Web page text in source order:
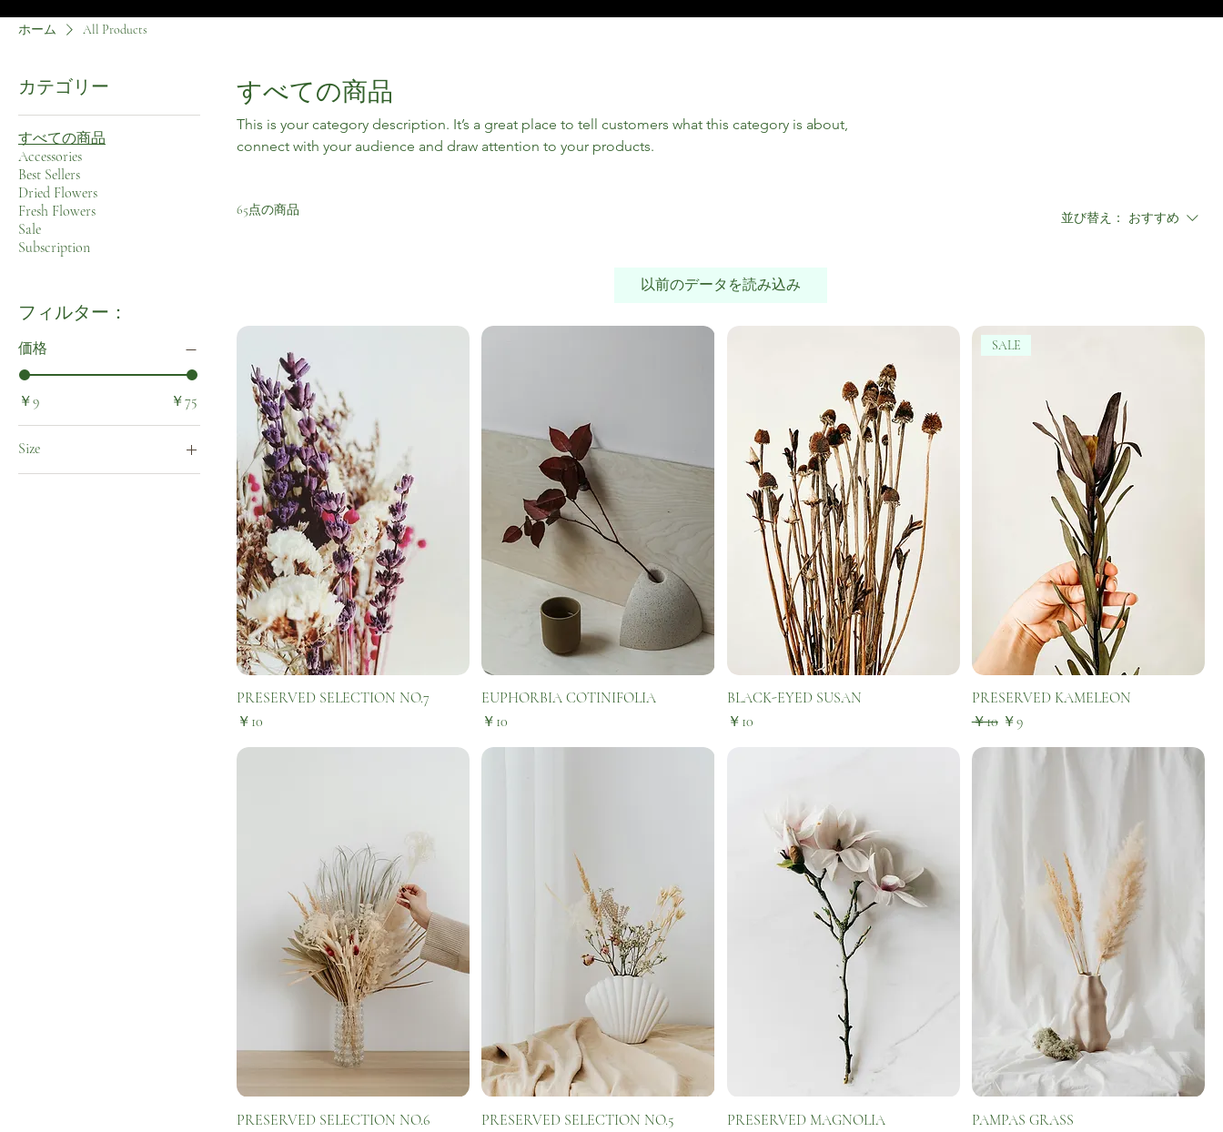
ホーム All Products
カテゴリー
すべての商品
Accessories
Best Sellers
Dried Flowers
Fresh Flowers
Sale
Subscription
フィルター：
価格
￥9 ￥75
Size
Large
すべての商品
This is your category description. It’s a great place to tell customers what this category is about,
connect with your audience and draw attention to your products.
65点の商品
並び替え： おすすめ
以前のデータを読み込み
PRESERVED SELECTION NO.7
価格
￥10
EUPHORBIA COTINIFOLIA
価格
￥10
BLACK-EYED SUSAN
価格
￥10
SALE
PRESERVED KAMELEON
通常価格
￥10 セール価格
￥9
PRESERVED SELECTION NO.6
PRESERVED SELECTION NO.5
PRESERVED MAGNOLIA
PAMPAS GRASS